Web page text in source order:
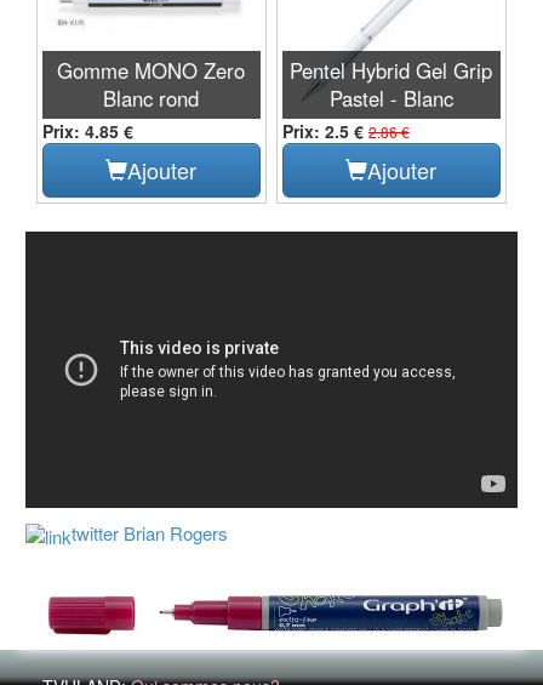
Gomme MONO Zero
Blanc rond
Prix: 4.85 €
Ajouter
Pentel Hybrid Gel Grip
Pastel - Blanc
Prix: 2.5 € 2.86 €
Ajouter
twitter Brian Rogers